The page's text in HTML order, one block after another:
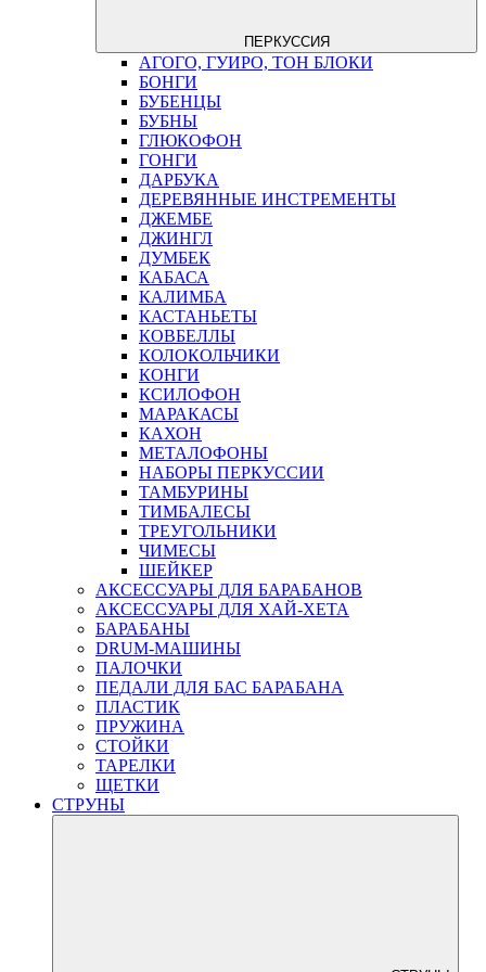
ПЕРКУССИЯ
АГОГО, ГУИРО, ТОН БЛОКИ
БОНГИ
БУБЕНЦЫ
БУБНЫ
ГЛЮКОФОН
ГОНГИ
ДАРБУКА
ДЕРЕВЯННЫЕ ИНСТРЕМЕНТЫ
ДЖЕМБЕ
ДЖИНГЛ
ДУМБЕК
КАБАСА
КАЛИМБА
КАСТАНЬЕТЫ
КОВБЕЛЛЫ
КОЛОКОЛЬЧИКИ
КОНГИ
КСИЛОФОН
МАРАКАСЫ
КАХОН
МЕТАЛОФОНЫ
НАБОРЫ ПЕРКУССИИ
ТАМБУРИНЫ
ТИМБАЛЕСЫ
ТРЕУГОЛЬНИКИ
ЧИМЕСЫ
ШЕЙКЕР
АКСЕССУАРЫ ДЛЯ БАРАБАНОВ
АКСЕССУАРЫ ДЛЯ ХАЙ-ХЕТА
БАРАБАНЫ
DRUM-МАШИНЫ
ПАЛОЧКИ
ПЕДАЛИ ДЛЯ БАС БАРАБАНА
ПЛАСТИК
ПРУЖИНА
СТОЙКИ
ТАРЕЛКИ
ЩЕТКИ
СТРУНЫ